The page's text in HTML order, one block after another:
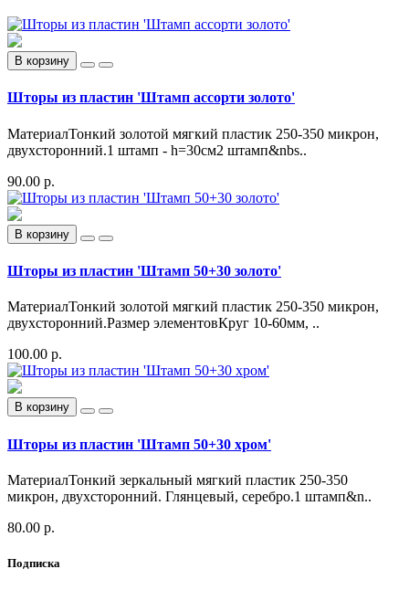
В корзину
Шторы из пластин 'Штамп ассорти золото'
МатериалТонкий золотой мягкий пластик 250-350 микрон,
двухсторонний.1 штамп - h=30см2 штамп&nbs..
90.00 р.
В корзину
Шторы из пластин 'Штамп 50+30 золото'
МатериалТонкий золотой мягкий пластик 250-350 микрон,
двухсторонний.Размер элементовКруг 10-60мм, ..
100.00 р.
В корзину
Шторы из пластин 'Штамп 50+30 хром'
МатериалТонкий зеркальный мягкий пластик 250-350
микрон, двухсторонний. Глянцевый, серебро.1 штамп&n..
80.00 р.
Подписка